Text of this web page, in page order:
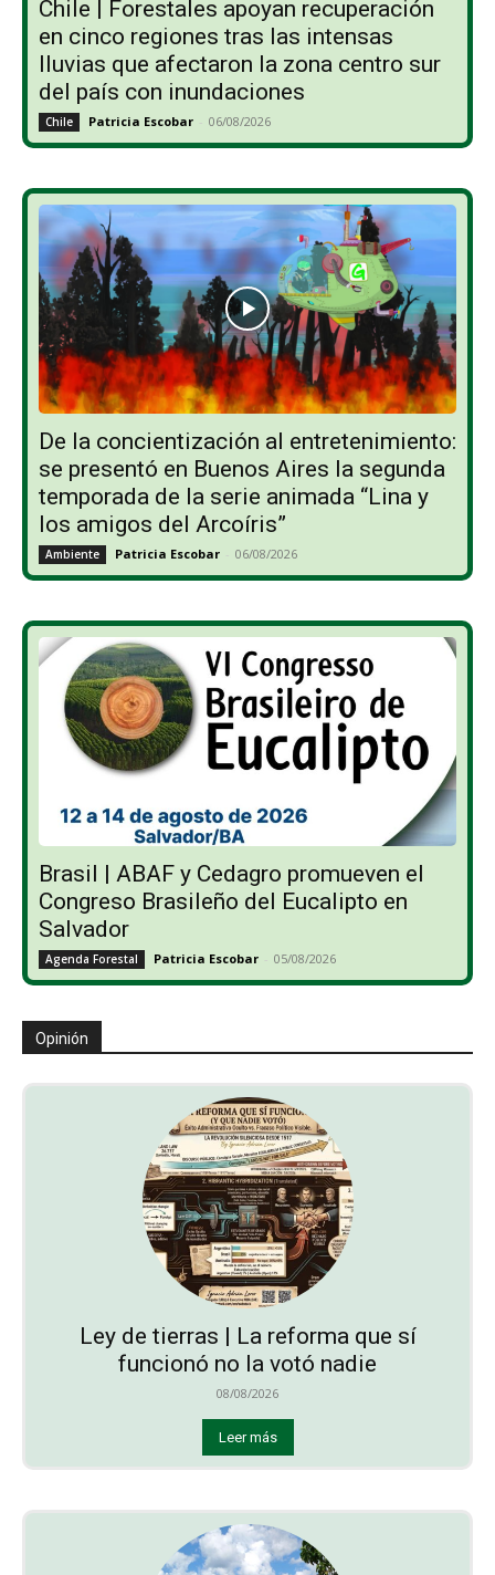
Chile | Forestales apoyan recuperación
en cinco regiones tras las intensas
lluvias que afectaron la zona centro sur
del país con inundaciones
Chile Patricia Escobar - 06/08/2026
De la concientización al entretenimiento:
se presentó en Buenos Aires la segunda
temporada de la serie animada “Lina y
los amigos del Arcoíris”
Ambiente Patricia Escobar - 06/08/2026
Brasil | ABAF y Cedagro promueven el
Congreso Brasileño del Eucalipto en
Salvador
Agenda Forestal Patricia Escobar - 05/08/2026
Opinión
Ley de tierras | La reforma que sí
funcionó no la votó nadie
08/08/2026
Leer más